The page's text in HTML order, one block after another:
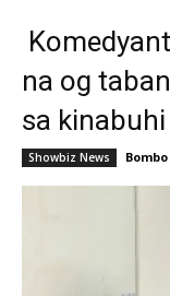
na og
sa kinabuhi
Showbiz News